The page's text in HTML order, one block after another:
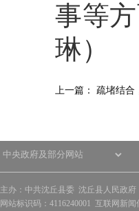
事等
琳）
上一篇： 疏堵结合
主办：中共沈丘县委 沈丘县人民政
网站标识码：4116240001 互联网新